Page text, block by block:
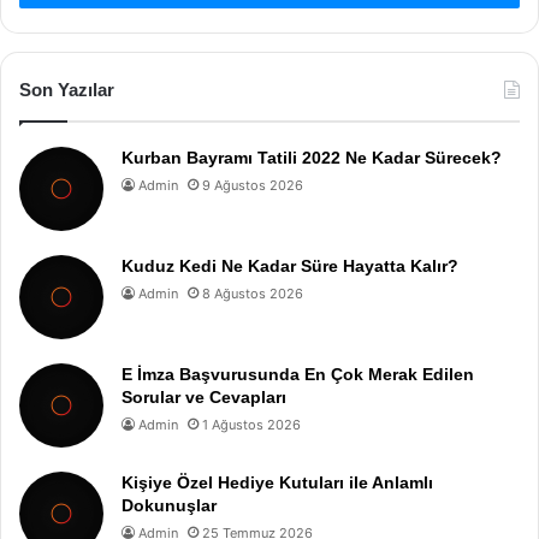
Son Yazılar
Kurban Bayramı Tatili 2022 Ne Kadar Sürecek?
Admin 9 Ağustos 2026
Kuduz Kedi Ne Kadar Süre Hayatta Kalır?
Admin 8 Ağustos 2026
E İmza Başvurusunda En Çok Merak Edilen
Sorular ve Cevapları
Admin 1 Ağustos 2026
Kişiye Özel Hediye Kutuları ile Anlamlı
Dokunuşlar
Admin 25 Temmuz 2026